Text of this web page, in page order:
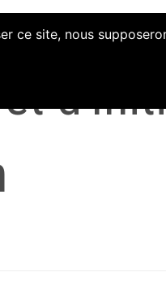
ce site, nous